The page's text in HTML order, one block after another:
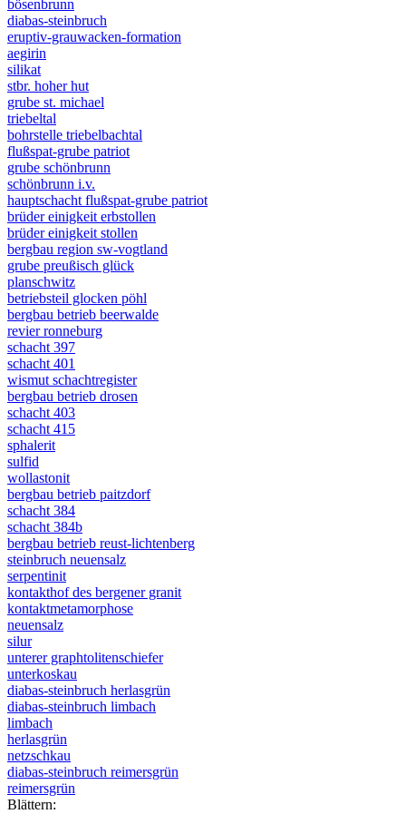
bösenbrunn
diabas-steinbruch
eruptiv-grauwacken-formation
aegirin
silikat
stbr. hoher hut
grube st. michael
triebeltal
bohrstelle triebelbachtal
flußspat-grube patriot
grube schönbrunn
schönbrunn i.v.
hauptschacht flußspat-grube patriot
brüder einigkeit erbstollen
brüder einigkeit stollen
bergbau region sw-vogtland
grube preußisch glück
planschwitz
betriebsteil glocken pöhl
bergbau betrieb beerwalde
revier ronneburg
schacht 397
schacht 401
wismut schachtregister
bergbau betrieb drosen
schacht 403
schacht 415
sphalerit
sulfid
wollastonit
bergbau betrieb paitzdorf
schacht 384
schacht 384b
bergbau betrieb reust-lichtenberg
steinbruch neuensalz
serpentinit
kontakthof des bergener granit
kontaktmetamorphose
neuensalz
silur
unterer graphtolitenschiefer
unterkoskau
diabas-steinbruch herlasgrün
diabas-steinbruch limbach
limbach
herlasgrün
netzschkau
diabas-steinbruch reimersgrün
reimersgrün
Blättern: